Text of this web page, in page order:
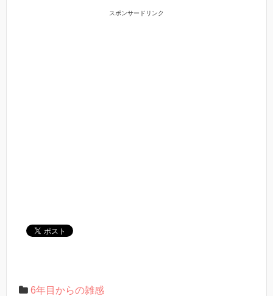
スポンサードリンク
6年目からの雑感